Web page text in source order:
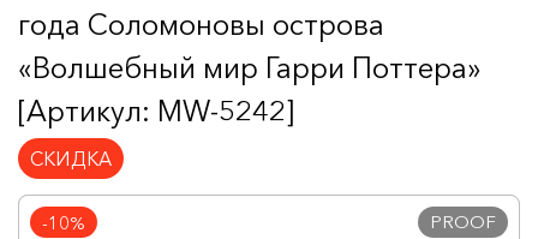
года Соломоновы острова
«Волшебный мир Гарри Поттера»
[Артикул: MW-5242]
СКИДКА
-10% PROOF